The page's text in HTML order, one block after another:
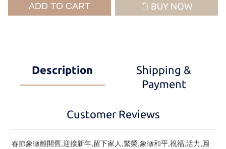
ADD TO CART BUY NOW
Description
Shipping &
Payment
Customer Reviews
春節象徵離開舊,迎接新年,留下家人,繁榮,象徵和平,祝福,活力,圓